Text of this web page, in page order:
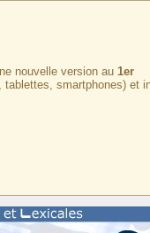
nouvelle version au 1er
tablettes, smartphones) et